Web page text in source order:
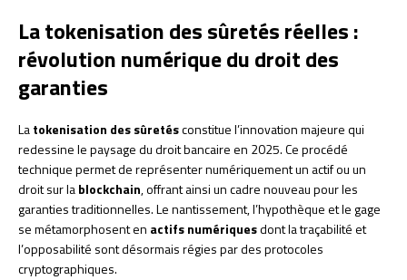
La tokenisation des sûretés réelles :
révolution numérique du droit des
garanties
Latokenisation des sûretésconstitue l’innovation majeure qui
redessine le paysage du droit bancaire en 2025. Ce procédé
technique permet de représenter numériquement un actif ou un
droit sur lablockchain, offrant ainsi un cadre nouveau pour les
garanties traditionnelles. Le nantissement, l’hypothèque et le gage
se métamorphosent en actifs numériquesdont la traçabilité et
l’opposabilité sont désormais régies par des protocoles
cryptographiques.